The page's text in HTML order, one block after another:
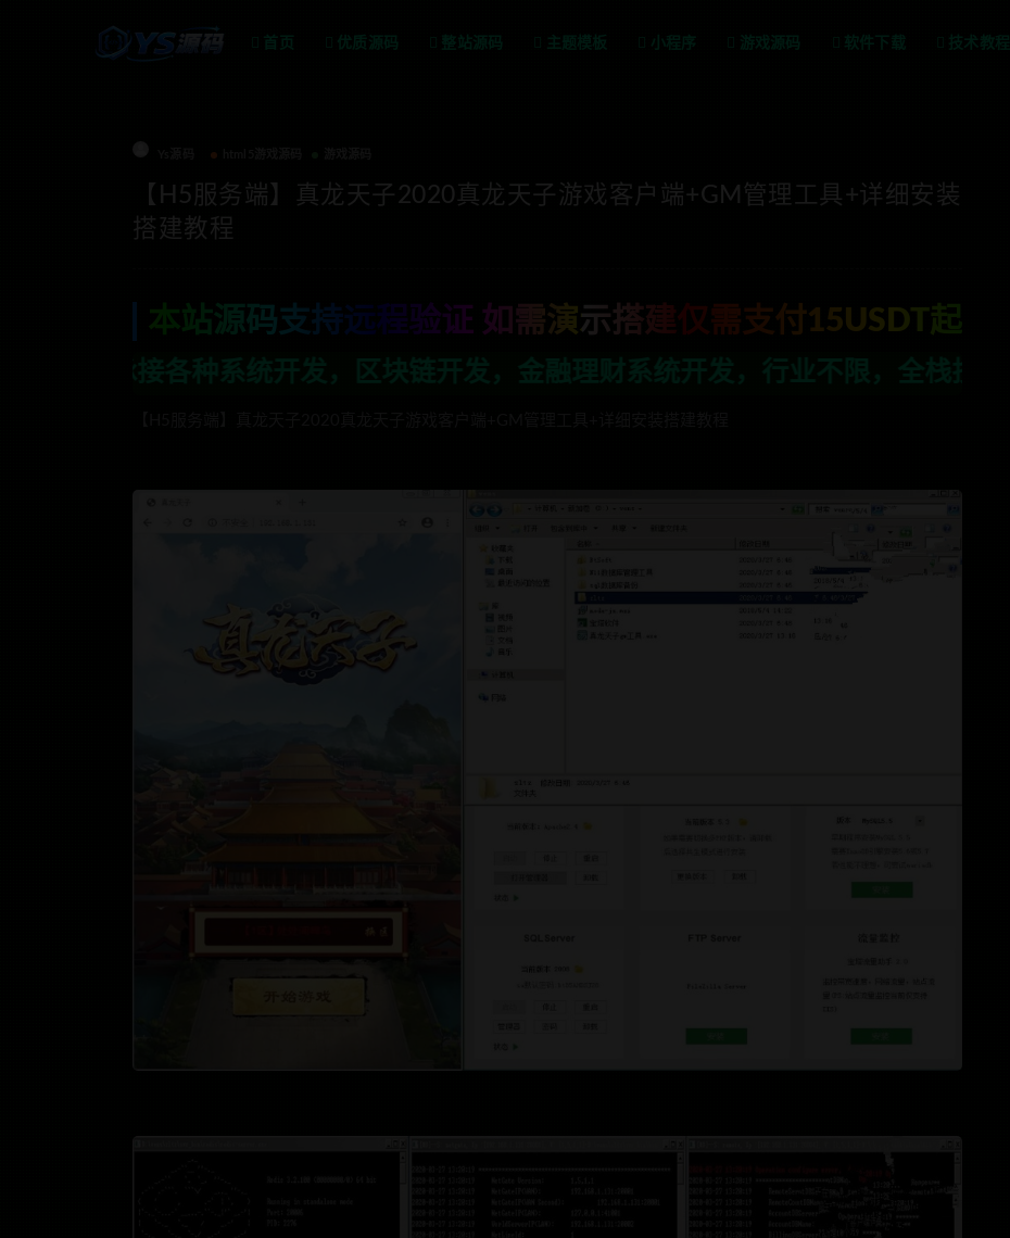
首页 优质源码 整站源码 主题模板 小程序 游戏源码 软件下载 技术教程
【H5服务端】真龙天子2020真龙天子游戏客户端+GM管理工具+详细安装
搭建教程
本站源码支持远程验证 如需演示搭建仅需支付15USDT起